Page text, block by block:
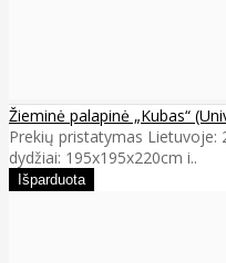
Žieminė palapinė „Kubas“
Prekių pristatymas Lietuvoje:
dydžiai: 195x195x220cm i..